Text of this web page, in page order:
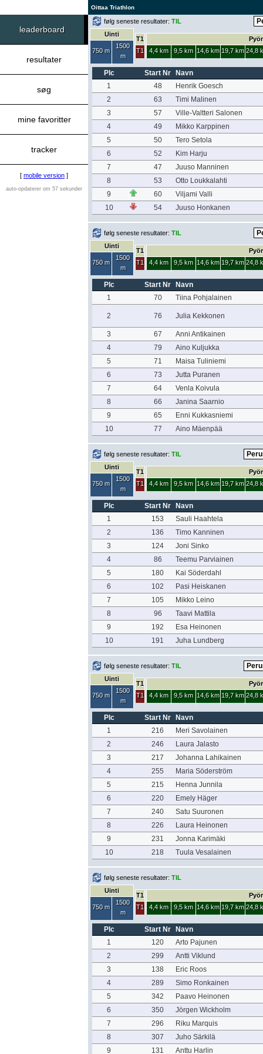
Oittaa Triathlon
leaderboard
resultater
søg
mine favoritter
tracker
[ mobile version ]
auto-opdaterer om 57 sekunder
følg seneste resultater: TIL
Uinti
750 m
1500
m
T1
T1
4,4 km
9,5 km 14,6 km 19,7 km 24,8
Plc Start Nr
Navn
1
48
Henrik Goesch
2
63
Timi Malinen
3
57
Ville-Valtteri Salonen
4
49
Mikko Karppinen
5
50
Tero Setola
6
52
Kim Harju
7
47
Juuso Manninen
8
53
Otto Loukkalahti
9
60
Viljami Valli
10
54 Juuso Honkanen
følg seneste resultater: TIL
Uinti
750 m
1500
m
T1
T1
4,4 km
9,5 km 14,6 km 19,7 km 24,8
Plc Start Nr
Navn
1
70 Tiina Pohjalainen
2 76 Julia Kekkonen
3 67
Anni Antikainen
4
79
Aino Kuljukka
5
71
Maisa Tuliniemi
6
73
Jutta Puranen
7
64
Venla Koivula
8
66
Janina Saarnio
9
65
Enni Kukkasniemi
10
77 Aino Mäenpää
følg seneste resultater: TIL
Uinti
750 m
1500
m
T1
T1
4,4 km
9,5 km 14,6 km 19,7 km 24,8
Plc Start Nr
Navn
1
153
Sauli Haahtela
2
136
Timo Kanninen
3
124
Joni Sinko
4
86
Teemu Parviainen
5
180
Kai Söderdahl
6
102
Pasi Heiskanen
7
105
Mikko Leino
8
96
Taavi Mattila
9
192
Esa Heinonen
10
191 Juha Lundberg
følg seneste resultater: TIL
Uinti
750 m
1500
m
T1
T1
4,4 km
9,5 km 14,6 km 19,7 km 24,8
Plc Start Nr
Navn
1
216
Meri Savolainen
2
246
Laura Jalasto
3
217
Johanna Lahikainen
4
255
Maria Söderström
5
215
Henna Junnila
6
220
Emely Häger
7
240
Satu Suuronen
8
226
Laura Heinonen
9
231
Jonna Karimäki
10
218 Tuula Vesalainen
følg seneste resultater: TIL
Uinti
750 m
1500
m
T1
T1
4,4 km
9,5 km 14,6 km 19,7 km 24,8
Plc Start Nr
Navn
1
120
Arto Pajunen
2
299
Antti Viklund
3
138
Eric Roos
4
289
Simo Ronkainen
5
342
Paavo Heinonen
6
350
Jörgen Wickholm
7
296
Riku Marquis
8
307
Juho Särkilä
9
131 Anttu Harlin